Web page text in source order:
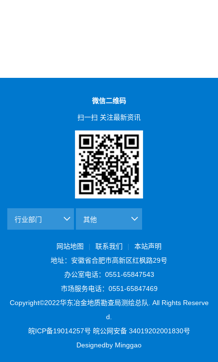
微信二维码
扫一扫 关注最新资讯
网站地图 | 联系我们 |
本站声明
地址：安徽省合肥市高新区红枫路29号
办公室电话：0551-65847543
市场服务电话：0551-65847469
Copyright©2022华东冶金地质勘查局测绘总队. All Rights Reserve
d.
皖ICP备19014257号 皖公网安备 34019202001830号
Designedby Minggao